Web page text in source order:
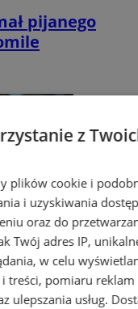
pijanego
z
plików cookie i
i uzyskiwania
oraz do
Twój adres IP,
w celu
treści, pomiaru reklam
ulepszania usług.